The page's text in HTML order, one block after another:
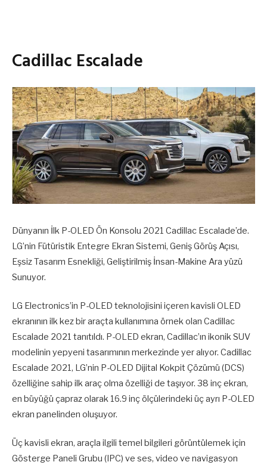
Cadillac Escalade
Dünyanın İlk P-OLED Ön Konsolu 2021 Cadillac Escalade’de.
LG’nin Fütüristik Entegre Ekran Sistemi, Geniş Görüş Açısı,
Eşsiz Tasarım Esnekliği, Geliştirilmiş İnsan-Makine Ara yüzü
Sunuyor.
LG Electronics’in P-OLED teknolojisini içeren kavisli OLED
ekranının ilk kez bir araçta kullanımına örnek olan Cadillac
Escalade 2021 tanıtıldı. P-OLED ekran, Cadillac’ın ikonik SUV
modelinin yepyeni tasarımının merkezinde yer alıyor. Cadillac
Escalade 2021, LG’nin P-OLED Dijital Kokpit Çözümü (DCS)
özelliğine sahip ilk araç olma özelliği de taşıyor. 38 inç ekran,
en büyüğü çapraz olarak 16.9 inç ölçülerindeki üç ayrı P-OLED
ekran panelinden oluşuyor.
Üç kavisli ekran, araçla ilgili temel bilgileri görüntülemek için
Gösterge Paneli Grubu (IPC) ve ses, video ve navigasyon